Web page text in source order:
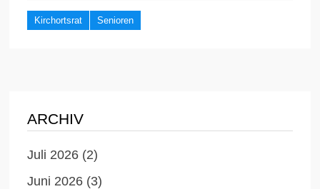
Kirchortsrat Senioren
ARCHIV
Juli 2026 (2)
Juni 2026 (3)